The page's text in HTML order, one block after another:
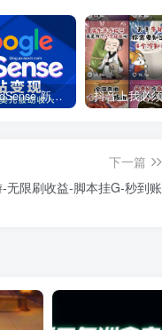
Google AdSense 新手接入教程：虎哥手把手教你用网站赚取美元收入
下一篇
无限刷收益-脚本挂G-秒到账